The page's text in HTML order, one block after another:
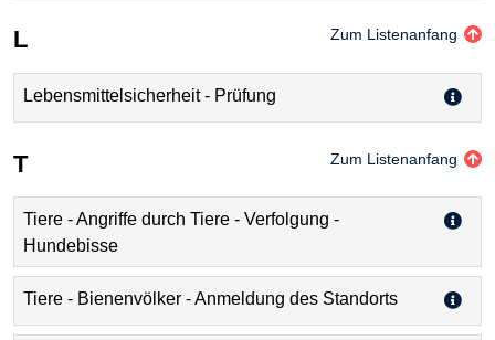
L Zum Listenanfang
Lebensmittelsicherheit - Prüfung
T Zum Listenanfang
Tiere - Angriffe durch Tiere - Verfolgung -
Hundebisse
Tiere - Bienenvölker - Anmeldung des Standorts